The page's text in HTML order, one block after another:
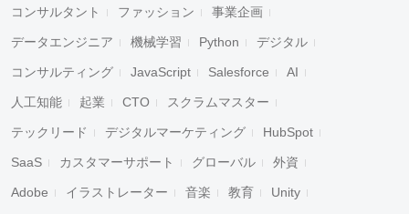
コンサルタント ファッション 事業企画
データエンジニア 機械学習 Python デジタル
コンサルティング JavaScript Salesforce AI
人工知能 起業 CTO スクラムマスター
テックリード デジタルマーケティング HubSpot
SaaS カスタマーサポート グローバル 外資
Adobe イラストレーター 音楽 教育 Unity